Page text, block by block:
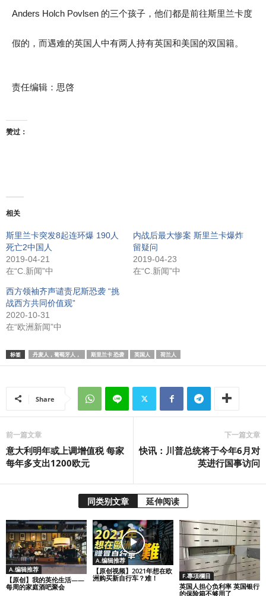
Anders Holch Povlsen 的三个孩子，他们都是前往斯里兰卡度
假的，而遇难的英国人中有两人持有英国和美国的双国籍。
责任编辑： 思啓
赞过：
相关
斯里兰卡突发8起连环爆 190人
死亡2中国人
2019-04-21
在“C.新闻”中
内战后最大惨案 斯里兰卡爆炸
留疑问
2019-04-23
在“C.新闻”中
西方领袖齐声谴责尼斯恐袭 “挑
战西方共同价值观”
2020-10-31
在“欧洲新闻”中
标签 丹麦人，葡萄牙人， 斯里兰卡 恐袭 英国人 荷兰人
Share
前一篇文章
意大利明年或上调增值税 每家
每年多支出1200欧元
下一篇文章
快讯：川普总统将于今年6月对
英进行国事访问
同类别文章 延伸阅读
A.编辑推荐
【原创】我的英伦生活——
每周的家庭酒吧聚会
A.编辑推荐
【原创视频】2021年想在欧
洲购买新自行车？难！
F.專項欄目
英国人担心负利率 英国银行
的保险箱不够用了